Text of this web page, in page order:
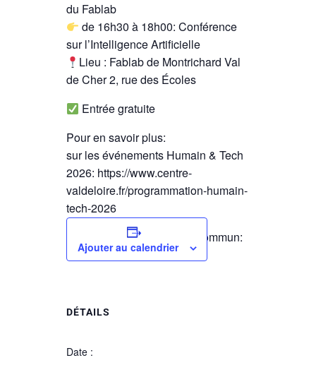
du Fablab
de 16h30 à 18h00: Conférence
sur l’Intelligence Artificielle
Lieu : Fablab de Montrichard Val
de Cher 2, rue des Écoles
Entrée gratuite
Pour en savoir plus:
sur les événements Humain & Tech
2026: https://www.centre-
valdeloire.fr/programmation-humain-
tech-2026
sur l’association Faire en Commun:
https://faireencommun.fr/
Ajouter au calendrier
DÉTAILS
Date :